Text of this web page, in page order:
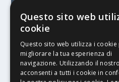
© Stratego Group –
racconta le innovazioni
aziende di stampa e di
riferimento per chi opera in
comunicazione stampata.
propria community diversi
Questo sito web
cookie
Questo sito web utilizza i cookie
migliorare la tua esperienza di
navigazione. Utilizzando il
acconsenti a tutti i cookie in